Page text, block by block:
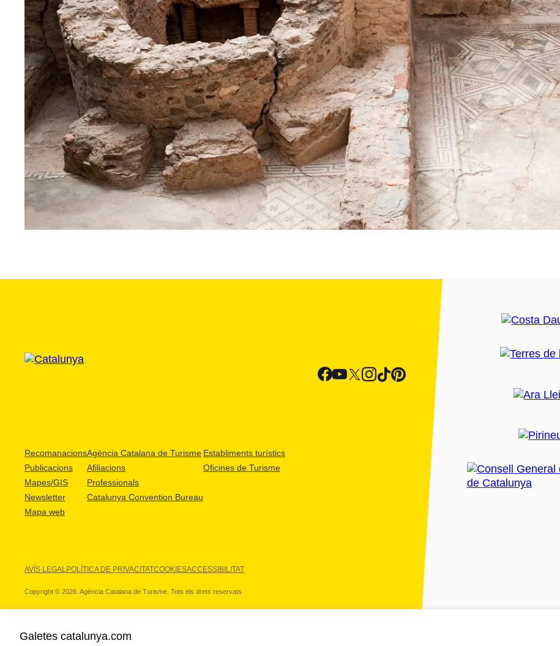
Recomanacions
Publicacions
Mapes/GIS
Newsletter
Mapa web
Agència Catalana de Turisme
Afiliacions
Professionals
Catalunya Convention Bureau
Establiments turístics
Oficines de Turisme
AVÍS LEGALPOLÍTICA DE PRIVACITATCOOKIESACCESSIBILITAT
Copyright © 2026. Agència Catalana de Turisme. Tots els drets reservats.
Galetes catalunya.com